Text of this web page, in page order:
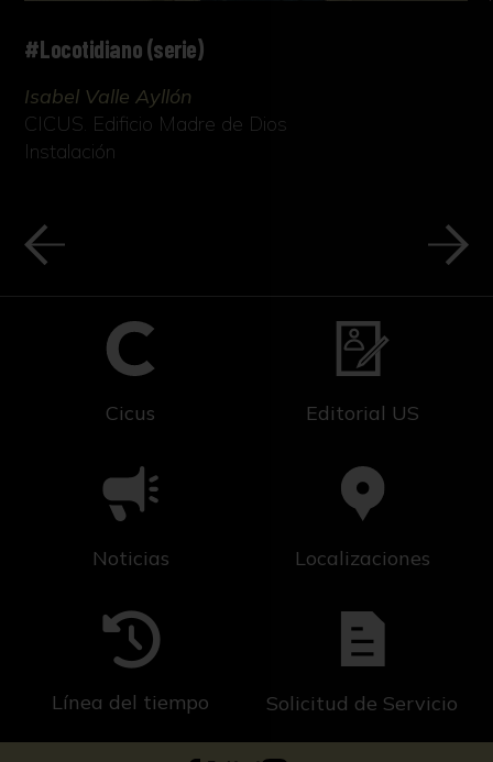
#Locotidiano (serie)
Isabel Valle Ayllón
CICUS. Edificio Madre de Dios
Instalación
Cicus Editorial US
Noticias Localizaciones
Línea del tiempo Solicitud de Servicio